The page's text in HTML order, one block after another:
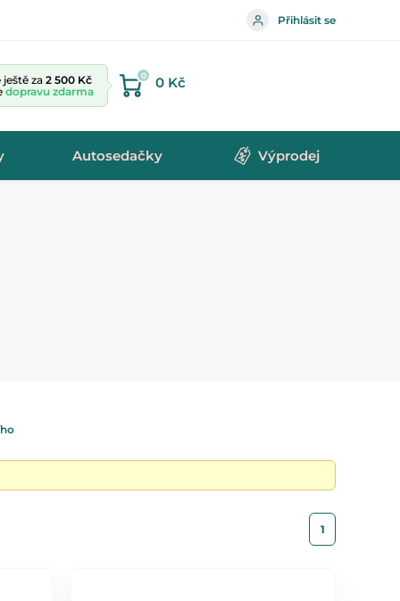
Přihlásit se
za 2 500 Kč
dopravu zdarma
0 0 Kč
Autosedačky Výprodej
1